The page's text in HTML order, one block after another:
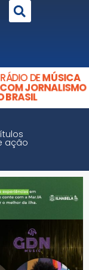
DEMÚSICA
JORNALISMO
BRASIL
ação